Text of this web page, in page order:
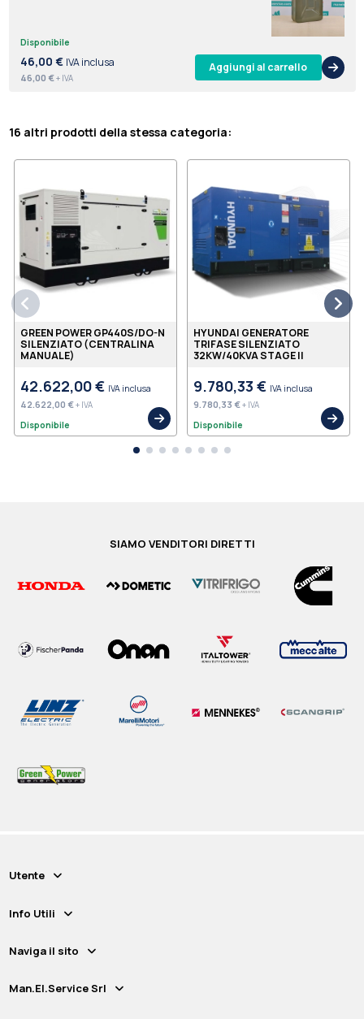
Disponibile
46,00 € IVA inclusa
46,00 €+ IVA
Aggiungi al carrello
16 altri prodotti della stessa categoria:
GREEN POWER GP440S/DO-N
SILENZIATO (CENTRALINA
MANUALE)
42.622,00 € IVA inclusa
42.622,00 €+ IVA
Disponibile
HYUNDAI GENERATORE
TRIFASE SILENZIATO
32KW/40KVA STAGE II
9.780,33 € IVA inclusa
9.780,33 €+ IVA
Disponibile
SIAMO VENDITORI DIRETTI
Utente
Info Utili
Naviga il sito
Man.El.Service Srl